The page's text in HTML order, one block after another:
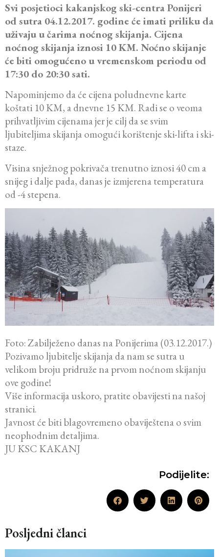
Svi posjetioci kakanjskog ski-centra Ponijeri
od sutra 04.12.2017. godine će imati priliku da
uživaju u čarima noćnog skijanja. Cijena
noćnog skijanja iznosi 10 KM. Noćno skijanje
će biti omogućeno u vremenskom periodu od
17:30 do 20:30 sati.
Napominjemo da će cijena poludnevne karte
koštati 10 KM, a dnevne 15 KM. Radi se o veoma
prihvatljivim cijenama jer je cilj da se svim
ljubiteljima skijanja omogući korištenje ski-lifta i ski-
staze.
Visina snježnog pokrivača trenutno iznosi 40 cm a
snijeg i dalje pada, danas je izmjerena temperatura
od -4 stepena.
Foto: Zabilježeno danas na Ponijerima (03.12.2017.)
Pozivamo ljubitelje skijanja da nam se sutra u
velikom broju pridruže na prvom noćnom skijanju
ove godine!
Više informacija uskoro, pratite obavijesti na našoj
stranici.
Javnost će biti blagovremeno obaviještena o svim
neophodnim detaljima.
JU KSC KAKANJ
Podijelite:
Posljedni članci